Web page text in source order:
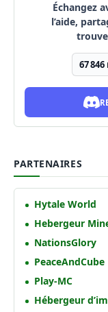
Échangez
l’aide,
67 846
PARTENAIRES
Hytale World
Hebergeur
NationsGlory
PeaceAndCube
Play-MC
Hébergeur